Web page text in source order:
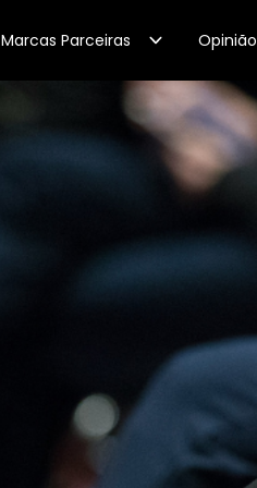
Marcas Parceiras Opinião